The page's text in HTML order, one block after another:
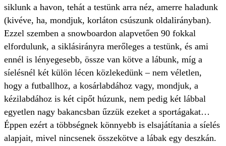
siklunk a havon, tehát a testünk arra néz, amerre haladunk
(kivéve, ha, mondjuk, korláton csúszunk oldalirányban).
Ezzel szemben a snowboardon alapvetően 90 fokkal
elfordulunk, a siklásirányra merőleges a testünk, és ami
ennél is lényegesebb, össze van kötve a lábunk, míg a
síelésnél két külön lécen közlekedünk – nem véletlen,
hogy a futballhoz, a kosárlabdához vagy, mondjuk, a
kézilabdához is két cipőt húzunk, nem pedig két lábbal
egyetlen nagy bakancsban űzzük ezeket a sportágakat…
Éppen ezért a többségnek könnyebb is elsajátítania a síelés
alapjait, mivel nincsenek összekötve a lábak egy deszkán.